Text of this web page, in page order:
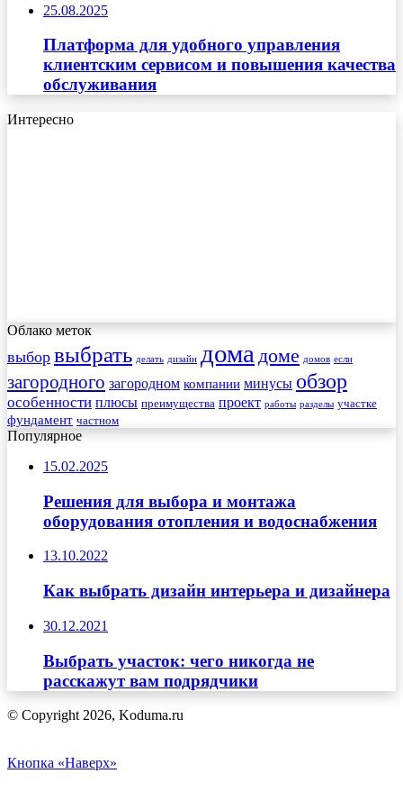
25.08.2025
Платформа для удобного управления
клиентским сервисом и повышения качества
обслуживания
Интересно
Облако меток
выбор выбрать делать дизайн дома доме домов если
загородного загородном компании минусы обзор
особенности плюсы преимущества проект работы разделы участке
фундамент частном
Популярное
15.02.2025
Решения для выбора и монтажа
оборудования отопления и водоснабжения
13.10.2022
Как выбрать дизайн интерьера и дизайнера
30.12.2021
Выбрать участок: чего никогда не
расскажут вам подрядчики
© Copyright 2026, Koduma.ru
Кнопка «Наверх»